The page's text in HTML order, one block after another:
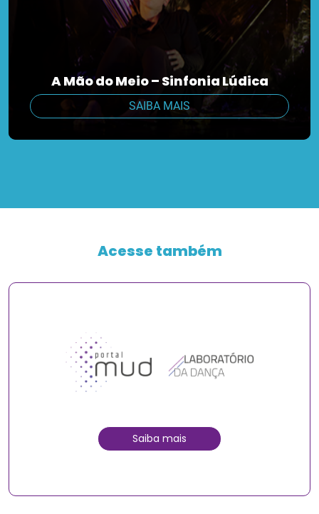
A Mão do Meio – Sinfonia Lúdica
SAIBA MAIS
Acesse também
Saiba mais